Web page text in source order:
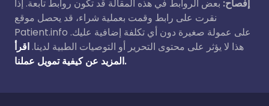
إفصاح: بعض الروابط في هذه المقالة قد تكون روابط تابعة. إذا
نقرت على رابط وقمت بعملية شراء، قد يحصل موقع
Patient.info على عمولة صغيرة دون أي تكلفة إضافية عليك.
هذا لا يؤثر على محتوى التحرير أو التوصيات الطبية لدينا. اقرأ
المزيد عن كيفية تمويل عملنا.